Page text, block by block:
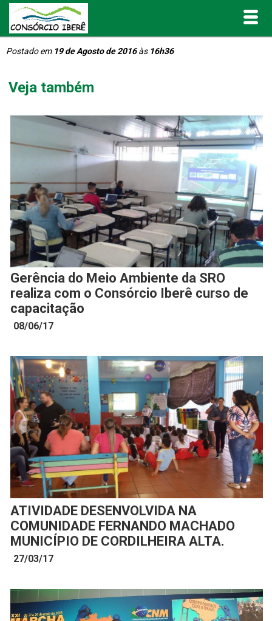
Inicial
O Consórcio Iberê
Projetos
Portal de Transparência
Publicações
Informativos e Relatórios
Notícias
Contato
FECHAR PEDIDO
Postado em 19 de Agosto de 2016às 16h36
Veja também
Gerência do Meio Ambiente da SRO
realiza com o Consórcio Iberê curso de
capacitação
08/06/17
ATIVIDADE DESENVOLVIDA NA
COMUNIDADE FERNANDO MACHADO
MUNICÍPIO DE CORDILHEIRA ALTA.
27/03/17